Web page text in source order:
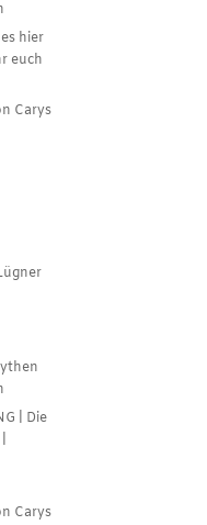
hier
euch
Carys
| Die
Carys